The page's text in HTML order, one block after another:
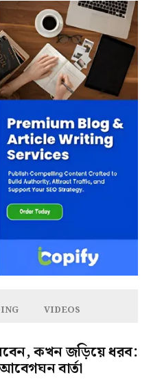
VIDEOS
কখন জড়িয়ে ধরব:
বার্তা